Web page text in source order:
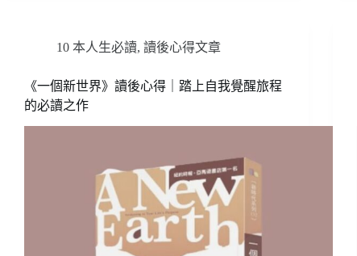
10 本人生必讀, 讀後心得文章
《一個新世界》讀後心得｜踏上自我覺醒旅程
的必讀之作